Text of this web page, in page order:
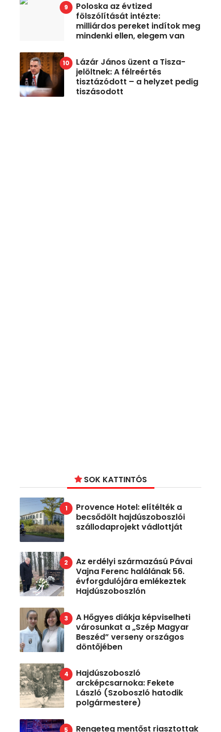
Poloska az évtized
fölszólítását intézte:
milliárdos pereket indítok meg
mindenki ellen, elegem van
Lázár János üzent a Tisza-
jelöltnek: A félreértés
tisztázódott – a helyzet pedig
tiszásodott
SOK KATTINTÓS
Provence Hotel: elítélték a
becsődölt hajdúszoboszlói
szállodaprojekt vádlottját
Az erdélyi származású Pávai
Vajna Ferenc halálának 56.
évforgdulójára emlékeztek
Hajdúszoboszlón
A Hőgyes diákja képviselheti
városunkat a „Szép Magyar
Beszéd” verseny országos
döntőjében
Hajdúszoboszló
arcképcsarnoka: Fekete
László (Szoboszló hatodik
polgármestere)
Rengeteg mentőst riasztottak